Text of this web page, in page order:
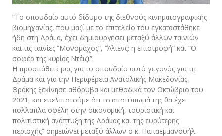
“Το σπουδαίο αυτό δίδυμο της διεθνούς κινηματογραφικής
βιομηχανίας, που μαζί με το επιτελείο του εγκαταστάθηκε
ήδη στη Δράμα, έχει δημιουργήσει μεταξύ άλλων ταινιών
και τις ταινίες “Μονομάχος”, “Άλιενς: η επιστροφή” και “Ο
σοφέρ της κυρίας Ντέιζι”.
Η προσπάθειά μας για το σπουδαίο αυτό γεγονός για τη
Δράμα και για την Περιφέρεια Ανατολικής Μακεδονίας-
Θράκης ξεκίνησε αθόρυβα και μεθοδικά τον Οκτώβριο του
2021, και ευελπιστούμε ότι το αποτύπωμά της θα έχει
πολλαπλά οφέλη στην οικονομική, τουριστική και
πολιτιστική ανάπτυξη της Δράμας και της ευρύτερης
περιοχής” σημειώνει μεταξύ άλλων ο κ. Παπαεμμανουήλ.